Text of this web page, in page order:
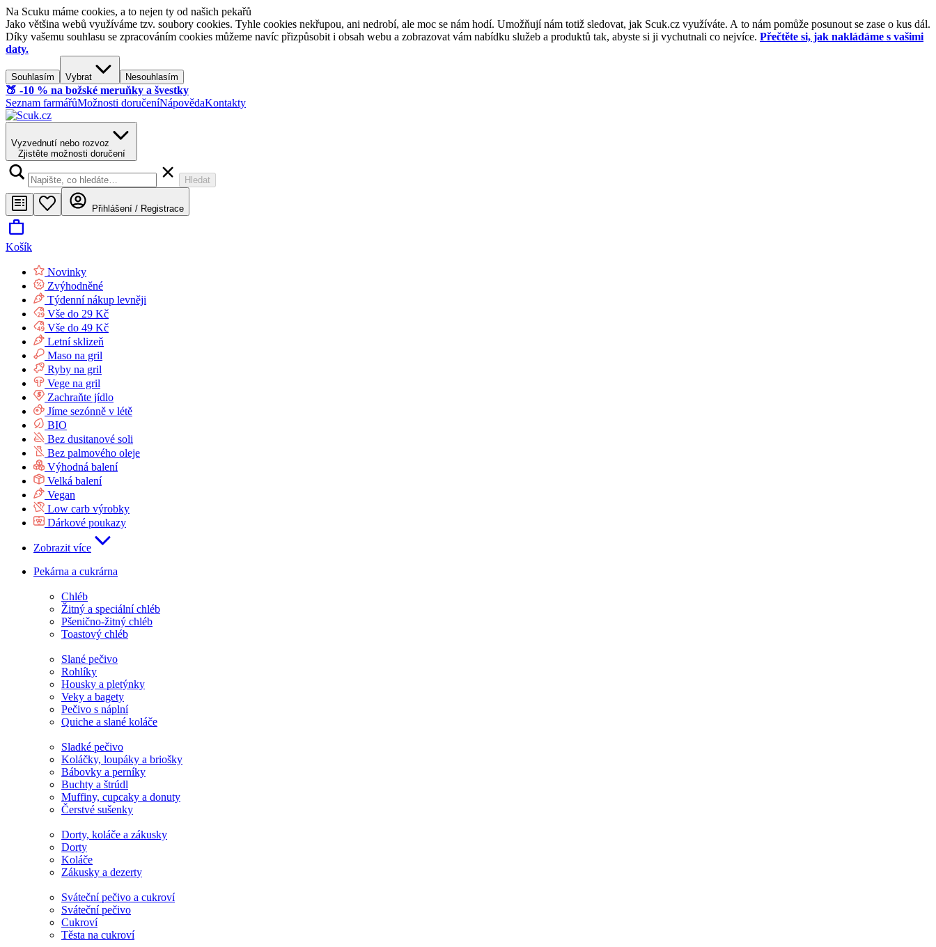
Na Scuku máme cookies, a to nejen ty od našich pekařů
Jako většina webů využíváme tzv. soubory cookies. Tyhle cookies nekřupou, ani nedrobí, ale moc se nám hodí. Umožňují nám totiž sledovat, jak Scuk.cz využíváte. A to nám pomůže posunout se zase o kus dál.
Díky vašemu souhlasu se zpracováním cookies můžeme navíc přizpůsobit i obsah webu a zobrazovat vám nabídku služeb a produktů tak, abyste si ji vychutnali co nejvíce. Přečtěte si, jak nakládáme s vašimi
daty.
Souhlasím Vybrat Nesouhlasím
🍑​ -10 % na božské meruňky a švestky
Seznam farmářůMožnosti doručeníNápovědaKontakty
Vyzvednutí nebo rozvoz
Zjistěte možnosti doručení
Hledat
Přihlášení / Registrace
Košík
Novinky
Zvýhodněné
Týdenní nákup levněji
Vše do 29 Kč
Vše do 49 Kč
Letní sklizeň
Maso na gril
Ryby na gril
Vege na gril
Zachraňte jídlo
Jíme sezónně v létě
BIO
Bez dusitanové soli
Bez palmového oleje
Výhodná balení
Velká balení
Vegan
Low carb výrobky
Dárkové poukazy
Zobrazit více
Pekárna a cukrárna
Chléb
Žitný a speciální chléb
Pšenično-žitný chléb
Toastový chléb
Slané pečivo
Rohlíky
Housky a pletýnky
Veky a bagety
Pečivo s náplní
Quiche a slané koláče
Sladké pečivo
Koláčky, loupáky a briošky
Bábovky a perníky
Buchty a štrúdl
Muffiny, cupcaky a donuty
Čerstvé sušenky
Dorty, koláče a zákusky
Dorty
Koláče
Zákusky a dezerty
Sváteční pečivo a cukroví
Sváteční pečivo
Cukroví
Těsta na cukroví